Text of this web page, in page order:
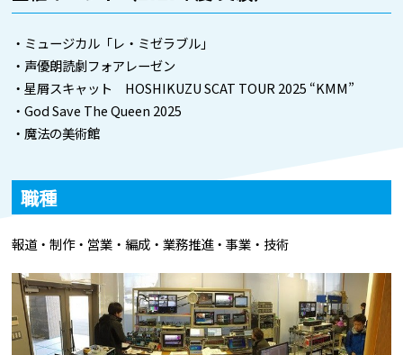
・ミュージカル「レ・ミゼラブル」
・声優朗読劇フォアレーゼン
・星屑スキャット HOSHIKUZU SCAT TOUR 2025 “KMM”
・God Save The Queen 2025
・魔法の美術館
職種
報道・制作・営業・編成・業務推進・事業・技術